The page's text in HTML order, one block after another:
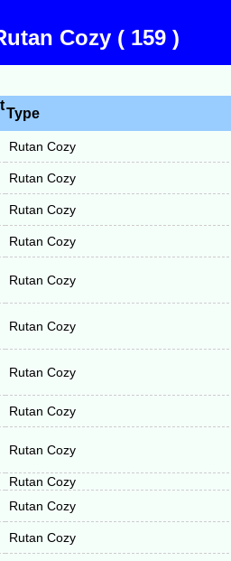
Cozy ( 159 )
Type
Rutan Cozy
Rutan Cozy
Rutan Cozy
Rutan Cozy
Rutan Cozy
Rutan Cozy
Rutan Cozy
Rutan Cozy
Rutan Cozy
Rutan Cozy
Rutan Cozy
Rutan Cozy